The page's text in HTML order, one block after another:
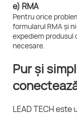
e) RMA
Pentru orice
formularul RMA și
expediem produsul
necesare.
Pur și
LEAD TECH